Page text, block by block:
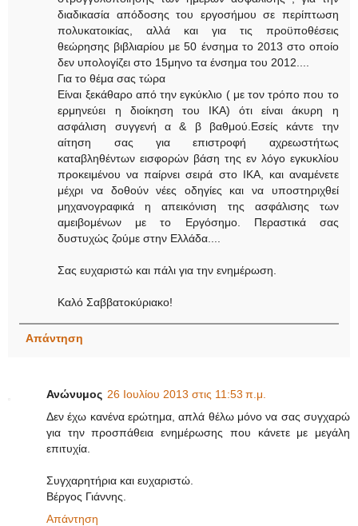
διαδικασία απόδοσης του εργοσήμου σε περίπτωση
πολυκατοικίας, αλλά και για τις προϋποθέσεις
θεώρησης βιβλιαρίου με 50 ένσημα το 2013 στο οποίο
δεν υπολογίζει στο 15μηνο τα ένσημα του 2012....
Για το θέμα σας τώρα
Είναι ξεκάθαρο από την εγκύκλιο ( με τον τρόπο που το
ερμηνεύει η διοίκηση του ΙΚΑ) ότι είναι άκυρη η
ασφάλιση συγγενή α & β βαθμού.Εσείς κάντε την
αίτηση σας για επιστροφή αχρεωστήτως
καταβληθέντων εισφορών βάση της εν λόγο εγκυκλίου
προκειμένου να παίρνει σειρά στο ΙΚΑ, και αναμένετε
μέχρι να δοθούν νέες οδηγίες και να υποστηριχθεί
μηχανογραφικά η απεικόνιση της ασφάλισης των
αμειβομένων με το Εργόσημο. Περαστικά σας
δυστυχώς ζούμε στην Ελλάδα....
Σας ευχαριστώ και πάλι για την ενημέρωση.
Καλό Σαββατοκύριακο!
Απάντηση
Ανώνυμος 26 Ιουλίου 2013 στις 11:53 π.μ.
Δεν έχω κανένα ερώτημα, απλά θέλω μόνο να σας συγχαρώ
για την προσπάθεια ενημέρωσης που κάνετε με μεγάλη
επιτυχία.
Συγχαρητήρια και ευχαριστώ.
Βέργος Γιάννης.
Απάντηση